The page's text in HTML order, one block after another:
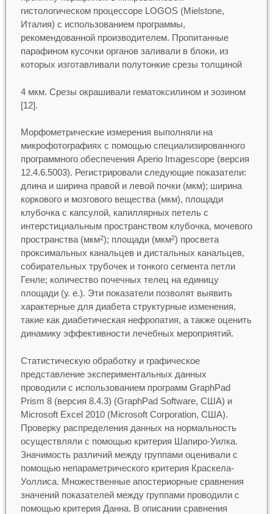
гистологическом процессоре LOGOS (Mielstone,
Италия) с использованием программы,
рекомендованной производителем. Пропитанные
парафином кусочки органов заливали в блоки, из
которых изготавливали полутонкие срезы толщиной
4 мкм. Срезы окрашивали гематоксилином и эозином
[12].
Морфометрические измерения выполняли на
микрофотографиях с помощью специализированного
программного обеспечения Aperio Imagescope (версия
12.4.6.5003). Регистрировали следующие показатели:
длина и ширина правой и левой почки (мкм); ширина
коркового и мозгового вещества (мкм), площади
клубочка с капсулой, капиллярных петель с
интерстициальным пространством клубочка, мочевого
пространства (мкм2); площади (мкм2) просвета
проксимальных канальцев и дистальных канальцев,
собирательных трубочек и тонкого сегмента петли
Генле; количество почечных телец на единицу
площади (у. е.). Эти показатели позволят выявить
характерные для диабета структурные изменения,
такие как диабетическая нефропатия, а также оценить
динамику эффективности лечебных мероприятий.
Статистическую обработку и графическое
представление экспериментальных данных
проводили с использованием программ GraphPad
Prism 8 (версия 8.4.3) (GraphPad Software, США) и
Microsoft Excel 2010 (Microsoft Corporation, США).
Проверку распределения данных на нормальность
осуществляли с помощью критерия Шапиро-Уилка.
Значимость различий между группами оценивали с
помощью непараметрического критерия Краскела-
Уоллиса. Множественные апостериорные сравнения
значений показателей между группами проводили с
помощью критерия Данна. В описании сравнения